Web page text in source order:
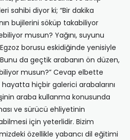
sahibi diyor ki; “Bir dakika
bujilerini söküp takabiliyor
musun? Yağını, suyunu
borusu eskidiğinde yenisiyle
da geçtik arabanın ön düzen,
musun?” Cevap elbette
hayatta hiçbir galerici arabalarını
araba kullanma konusunda
ve sürücü ehliyetinin
için yeterlidir. Bizim
özellikle yabancı dil eğitimi